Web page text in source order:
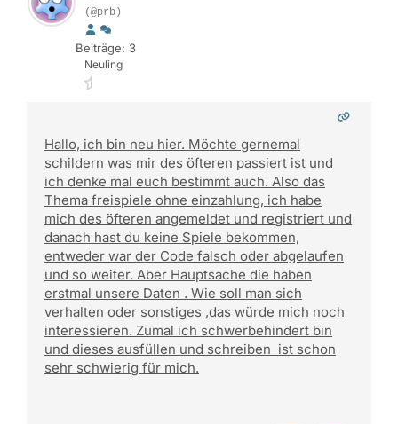
(@prb)
Beiträge: 3
Neuling
Hallo, ich bin neu hier. Möchte gernemal
schildern was mir des öfteren passiert ist und
ich denke mal euch bestimmt auch. Also das
Thema freispiele ohne einzahlung, ich habe
mich des öfteren angemeldet und registriert und
danach hast du keine Spiele bekommen,
entweder war der Code falsch oder abgelaufen
und so weiter. Aber Hauptsache die haben
erstmal unsere Daten . Wie soll man sich
verhalten oder sonstiges ,das würde mich noch
interessieren. Zumal ich schwerbehindert bin
und dieses ausfüllen und schreiben ist schon
sehr schwierig für mich.